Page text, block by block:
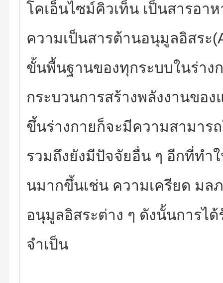
โคเอ็นไซม์คิวเท็น เป็นสารอ
ความเป็นสารต้านอนุมูลอิสระ
ขั้นพื้นฐานของทุกระบบในร่าง
กระบวนการสร้างพลังงานของ
ขึ้นร่างกายก็จะมีความสามาร
รวมถึงยังมีปัจจัยอื่น ๆ อีกที่ทำ
นมากขึ้นเช่น ความเครียด มล
อนุมูลอิสระต่าง ๆ ดังนั้นการไ
จำเป็น